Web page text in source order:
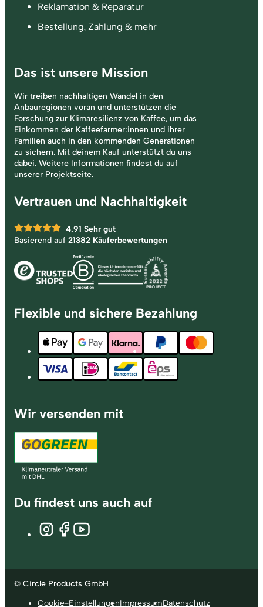
Reklamation & Reparatur
Bestellung, Zahlung & mehr
Das ist unsere Mission
Wir treiben nachhaltigen Wandel in den
Anbauregionen voran und unterstützen die
Forschung zur Klimaresilienz von Kaffee, um das
Einkommen der Kaffeefarmer:innen und ihrer
Familien auch in den kommenden Generationen
zu sichern. Mit deinem Kauf unterstützt du uns
dabei. Weitere Informationen findest du auf
unserer Projektseite.
Vertrauen und Nachhaltigkeit
4.91 Sehr gut
Basierend auf 21382 Käuferbewertungen
Flexible und sichere Bezahlung
Wir versenden mit
Du findest uns auch auf
© Circle Products GmbH
Cookie-EinstellungenImpressumDatenschutz